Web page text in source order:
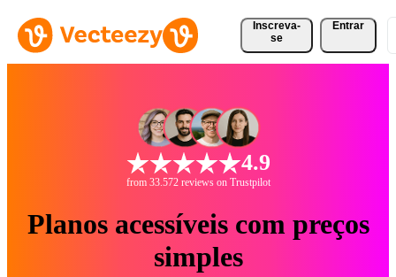
Inscreva-
se
Entrar
4.9
from 33.572 reviews on Trustpilot
Planos acessíveis com preços
simples